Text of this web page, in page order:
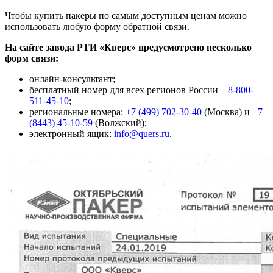
Чтобы купить пакеры по самым доступным ценам можно
использовать любую форму обратной связи.
На сайте завода РТИ «Кверс» предусмотрено несколько
форм связи:
онлайн-консультант;
бесплатный номер для всех регионов России – 8-800-
511-45-10;
региональные номера: +7 (499) 702-30-40 (Москва) и +7
(8443) 45-10-59 (Волжский);
электронный ящик: info@quers.ru.